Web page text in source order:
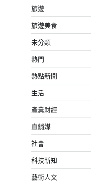
旅遊
旅遊美食
未分類
熱門
熱點新聞
生活
產業財經
直銷媒
社會
科技新知
藝術人文